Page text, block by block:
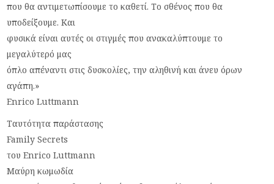
που θα αντιμετωπίσουμε το καθετί. Το σθένος που θα
υποδείξουμε. Και
φυσικά είναι αυτές οι στιγμές που ανακαλύπτουμε το
μεγαλύτερό μας
όπλο απέναντι στις δυσκολίες, την αληθινή και άνευ όρων
αγάπη.»
Enrico Luttmann
Ταυτότητα παράστασης
Family Secrets
του Enrico Luttmann
Μαύρη κωμωδία